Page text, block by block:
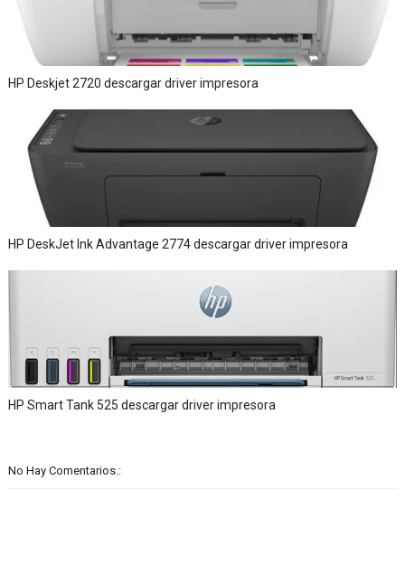
HP Deskjet 2720 descargar driver impresora
HP DeskJet Ink Advantage 2774 descargar driver impresora
HP Smart Tank 525 descargar driver impresora
No Hay Comentarios.: